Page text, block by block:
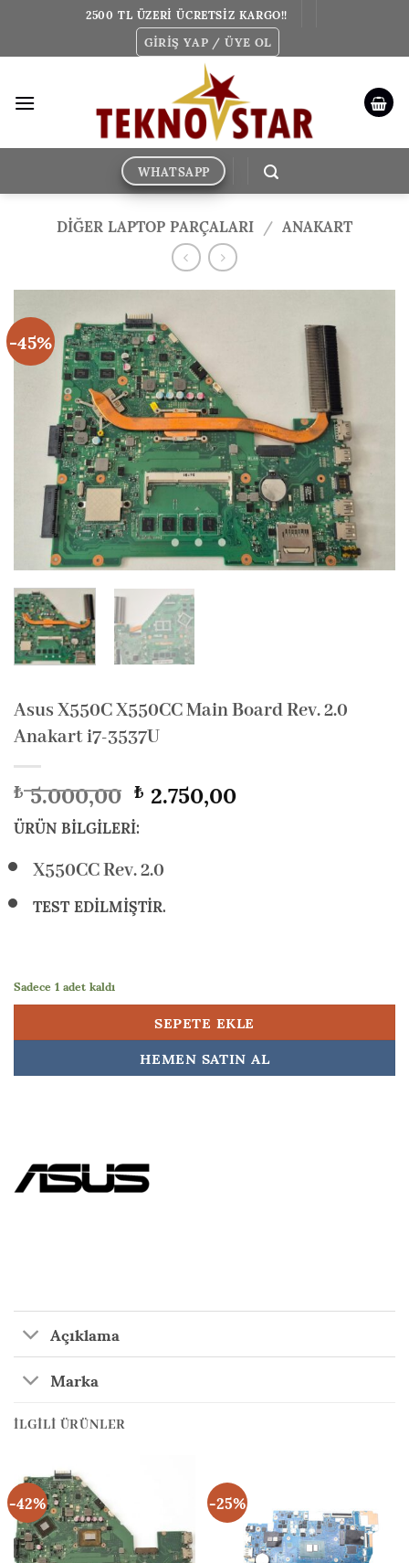
2500 TL ÜZERİ ÜCRETSİZ KARGO!!
GIRIŞ YAP / ÜYE OL
WHATSAPP
DİĞER LAPTOP PARÇALARI / ANAKART
-45%
Asus X550C X550CC Main Board Rev. 2.0
Anakart i7-3537U
₺5.000,00 Orijinal
fiyat:
₺ 5.000,00.
₺2.750,00Şuandaki
ÜRÜN BİLGİLERİ:
X550CC Rev. 2.0
TEST EDİLMİŞTİR.
Sadece 1 adet kaldı
SEPETE EKLE
HEMEN SATIN AL
Açıklama
Marka
İLGILI ÜRÜNLER
-42% -25%